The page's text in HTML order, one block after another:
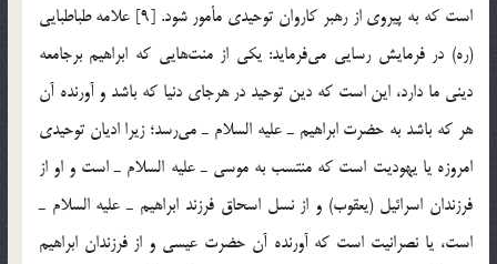
است که به پیروی از رهبر کاروان توحیدی مأمور شود. [9] علامه طباطبايي
(ره) در فرمايش رسايي مي‌فرمايد: يكي از منت‌هايي كه ابراهيم برجامعه
ديني ما دارد، اين است كه دين توحيد در هرجاي دنيا كه باشد و آورنده آن
هر كه باشد به حضرت ابراهيم ـ عليه السلام ـ مي‌رسد؛ زيرا اديان توحيدي
امروزه يا يهوديت است كه منتسب به موسي ـ عليه السلام ـ است و او از
فرزندان اسرائيل (يعقوب) و از نسل اسحاق فرزند ابراهيم ـ عليه السلام ـ
است، يا نصرانيت است كه آورنده آن حضرت عيسي و از فرزندان ابراهيم